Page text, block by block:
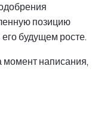
позицию
будущем росте.
момент написания,